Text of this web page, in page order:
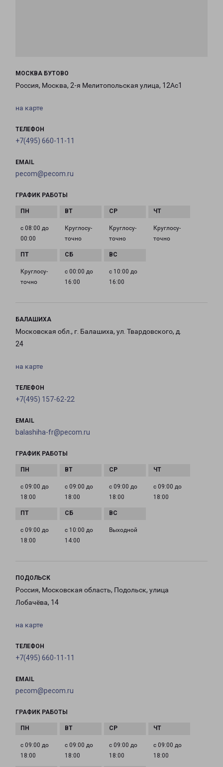
МОСКВА БУТОВО
Россия, Москва, 2-я Мелитопольская улица, 12Ас1
на карте
ТЕЛЕФОН
+7(495) 660-11-11
EMAIL
pecom@pecom.ru
ГРАФИК РАБОТЫ
с 08:00 до
00:00
Круглосу­
точно
Круглосу­
точно
Круглосу­
точно
Круглосу­
точно
с 00:00 до
16:00
с 10:00 до
16:00
БАЛАШИХА
Московская обл., г. Балашиха, ул. Твардовского, д.
24
на карте
ТЕЛЕФОН
+7(495) 157-62-22
EMAIL
balashiha-fr@pecom.ru
ГРАФИК РАБОТЫ
с 09:00 до
18:00
с 09:00 до
18:00
с 09:00 до
18:00
с 09:00 до
18:00
с 09:00 до
18:00
с 10:00 до
14:00
Выходной
ПОДОЛЬСК
Россия, Московская область, Подольск, улица
Лобачёва, 14
на карте
ТЕЛЕФОН
+7(495) 660-11-11
EMAIL
pecom@pecom.ru
ГРАФИК РАБОТЫ
с 09:00 до
18:00
с 09:00 до
18:00
с 09:00 до
18:00
с 09:00 до
18:00